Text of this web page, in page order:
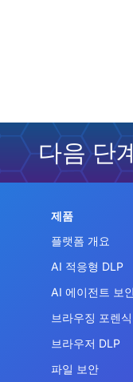
다음 단
제품
플랫폼 개요
AI 적응형 DLP
AI 에이전트 보
브라우징 포렌식
브라우저 DLP
파일 보안